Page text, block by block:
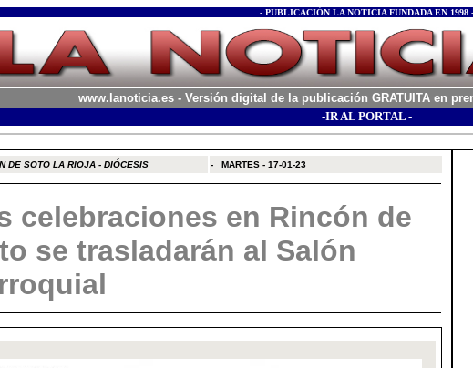
- PUBLICACIÓN LA NOTICIA FUNDADA EN 1998 -
www.lanoticia.es - Versión digital de la publicación GRATUITA en
-IR AL PORTAL -
DE SOTO LA RIOJA - DIÓCESIS - MARTES - 17-01-23
celebraciones en Rincón de
se trasladarán al Salón